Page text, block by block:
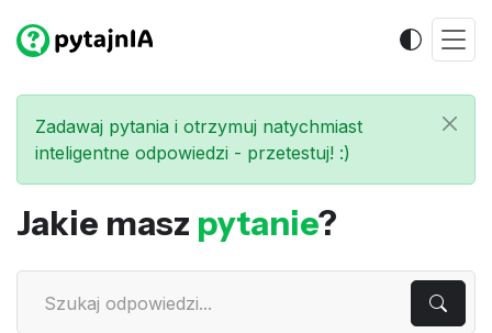
Zadawaj pytania i otrzymuj natychmiast
inteligentne odpowiedzi - przetestuj! :)
Jakie masz pytanie?